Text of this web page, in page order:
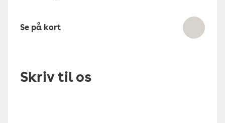
Se på kort
Skriv til os